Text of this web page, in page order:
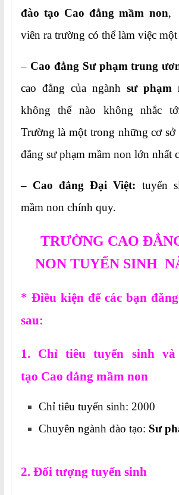
đào tạo Cao đẳng mầm non,
viên ra trường có thể làm việc
– Cao đẳng Sư phạm trung
cao đẳng của ngành sư phạm
không thể nào không nhắc
Trường là một trong những cơ sở
đẳng sư phạm mầm non lớn nhất
– Cao đẳng Đại Việt: tuyển
mầm non chính quy.
TRƯỜNG CAO
NON TUYỂN SINH
* Điều kiện để các bạn
sau:
1. Chỉ tiêu tuyển sinh và
tạo Cao đẳng mầm non
Chỉ tiêu tuyển sinh: 2000
Chuyên ngành đào tạo: Sư
2. Đối tượng tuyển sinh